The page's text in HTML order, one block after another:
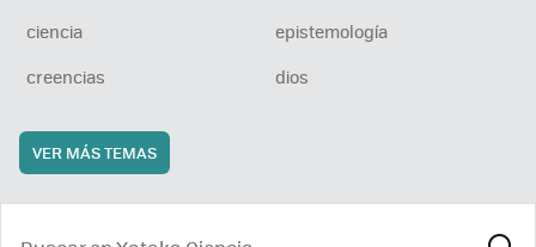
ciencia
epistemología
creencias
dios
VER MÁS TEMAS